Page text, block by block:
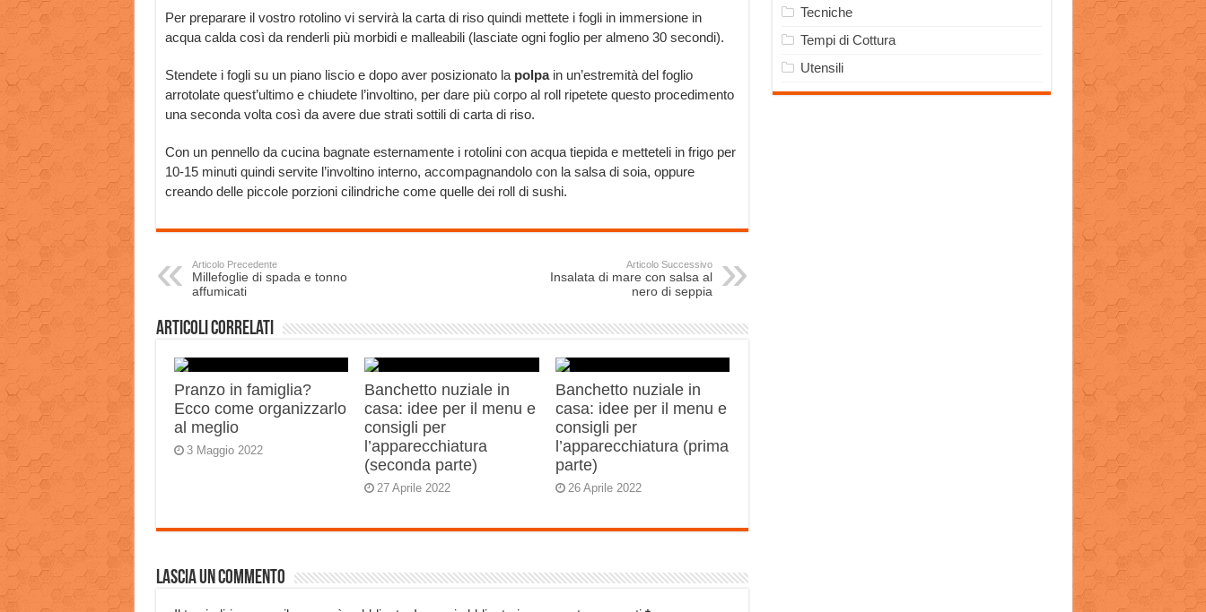
Per preparare il vostro rotolino vi servirà la carta di riso quindi mettete i fogli in immersione in
acqua calda così da renderli più morbidi e malleabili (lasciate ogni foglio per almeno 30 secondi).
Stendete i fogli su un piano liscio e dopo aver posizionato la polpain un’estremità del foglio
arrotolate quest’ultimo e chiudete l’involtino, per dare più corpo al roll ripetete questo procedimento
una seconda volta così da avere due strati sottili di carta di riso.
Con un pennello da cucina bagnate esternamente i rotolini con acqua tiepida e metteteli in frigo per
10-15 minuti quindi servite l’involtino interno, accompagnandolo con la salsa di soia, oppure
creando delle piccole porzioni cilindriche come quelle dei roll di sushi.
Articolo Precedente
Millefoglie di spada e tonno
affumicati
Articolo Successivo
Insalata di mare con salsa al
nero di seppia
Articoli correlati
Pranzo in famiglia?
Ecco come organizzarlo
al meglio
3 Maggio 2022
Banchetto nuziale in
casa: idee per il menu e
consigli per
l’apparecchiatura
(seconda parte)
27 Aprile 2022
Banchetto nuziale in
casa: idee per il menu e
consigli per
l’apparecchiatura (prima
parte)
26 Aprile 2022
Lascia un commento
Tecniche
Tempi di Cottura
Utensili